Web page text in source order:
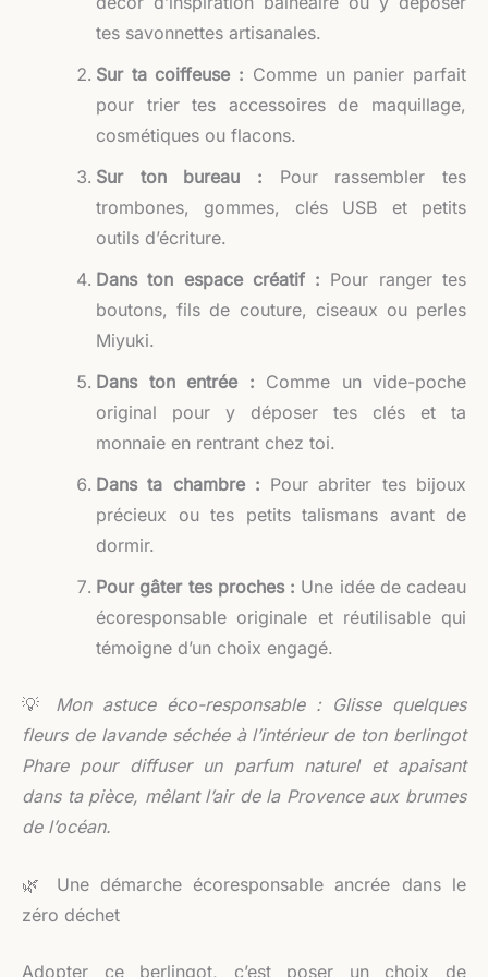
tes savonnettes artisanales.
Sur ta coiffeuse : Comme un panier parfait
pour trier tes accessoires de maquillage,
cosmétiques ou flacons.
Sur ton bureau : Pour rassembler tes
trombones, gommes, clés USB et petits
outils d’écriture.
Dans ton espace créatif : Pour ranger tes
boutons, fils de couture, ciseaux ou perles
Miyuki.
Dans ton entrée : Comme un vide-poche
original pour y déposer tes clés et ta
monnaie en rentrant chez toi.
Dans ta chambre : Pour abriter tes bijoux
précieux ou tes petits talismans avant de
dormir.
Pour gâter tes proches : Une idée de cadeau
écoresponsable originale et réutilisable qui
témoigne d’un choix engagé.
💡 Mon astuce éco-responsable : Glisse quelques
fleurs de lavande séchée à l’intérieur de ton berlingot
Phare pour diffuser un parfum naturel et apaisant
dans ta pièce, mêlant l’air de la Provence aux brumes
de l’océan.
🌿 Une démarche écoresponsable ancrée dans le
zéro déchet
Adopter ce berlingot, c’est poser un choix de